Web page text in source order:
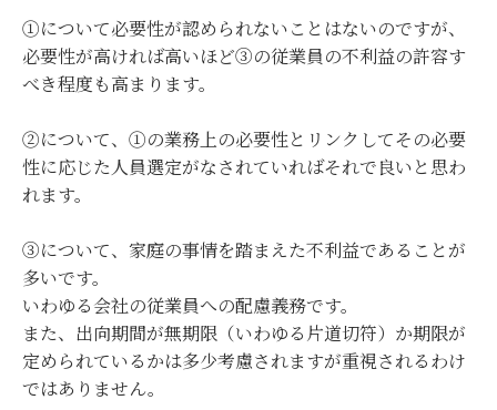
①について必要性が認められないことはないのですが、
必要性が高ければ高いほど③の従業員の不利益の許容す
べき程度も高まります。
②について、①の業務上の必要性とリンクしてその必要
性に応じた人員選定がなされていればそれで良いと思わ
れます。
③について、家庭の事情を踏まえた不利益であることが
多いです。
いわゆる会社の従業員への配慮義務です。
また、出向期間が無期限（いわゆる片道切符）か期限が
定められているかは多少考慮されますが重視されるわけ
ではありません。